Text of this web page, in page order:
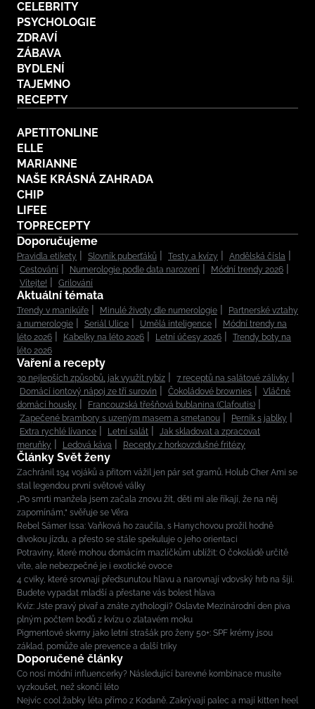
CELEBRITY
PSYCHOLOGIE
ZDRAVÍ
ZÁBAVA
BYDLENÍ
TAJEMNO
RECEPTY
APETITONLINE
ELLE
MARIANNE
NAŠE KRÁSNÁ ZAHRADA
CHIP
LIFEE
TOPRECEPTY
Doporučujeme
Pravidla etikety Slovník puberťáků Testy a kvízy
Andělská čísla
Cestování
Numerologie podle data narození
Módní trendy 2026
Vítejte!
Grilování
Aktuální témata
Trendy v manikúře Minulé životy dle numerologie
Partnerské vztahy
a numerologie
Seriál Ulice Umělá inteligence
Módní trendy na
léto 2026
Kabelky na léto 2026 Letní účesy 2026
Trendy boty na
léto 2026
Vaření a recepty
30 nejlepších způsobů, jak využít rybíz
7 receptů na salátové zálivky
Domácí iontový nápoj ze tří surovin
Čokoládové brownies
Vláčné
domácí housky
Francouzská třešňová bublanina (Clafoutis)
Zapečené brambory s uzeným masem a smetanou
Perník s jablky
Extra rychlé lívance
Letní salát
Jak skladovat a zpracovat
meruňky
Ledová káva Recepty z horkovzdušné fritézy
Články Svět ženy
Zachránil 194 vojáků a přitom vážil jen pár set gramů. Holub Cher Ami se
stal legendou první světové války
„Po smrti manžela jsem začala znovu žít, děti mi ale říkají, že na něj
zapomínám,“ svěřuje se Věra
Rebel Sámer Issa: Vaňková ho zaučila, s Hanychovou prožil hodně
divokou jízdu, a přesto se stále spekuluje o jeho orientaci
Potraviny, které mohou domácím mazlíčkům ublížit: O čokoládě určitě
víte, ale nebezpečné je i exotické ovoce
4 cviky, které srovnají předsunutou hlavu a narovnají vdovský hrb na šíji.
Budete vypadat mladší a přestane vás bolest hlava
Kvíz: Jste pravý pivař a znáte zythologii? Oslavte Mezinárodní den piva
plným počtem bodů z kvízu o zlatavém moku
Pigmentové skvrny jako letní strašák pro ženy 50+: SPF krémy jsou
základ, pomůže ale prevence a další triky
Doporučené články
Co nosí módní influencerky? Následující barevné kombinace musíte
vyzkoušet, než skončí léto
Nejvíc cool žabky léta přímo z Kodaně. Zakrývají palec a mají kitten heel